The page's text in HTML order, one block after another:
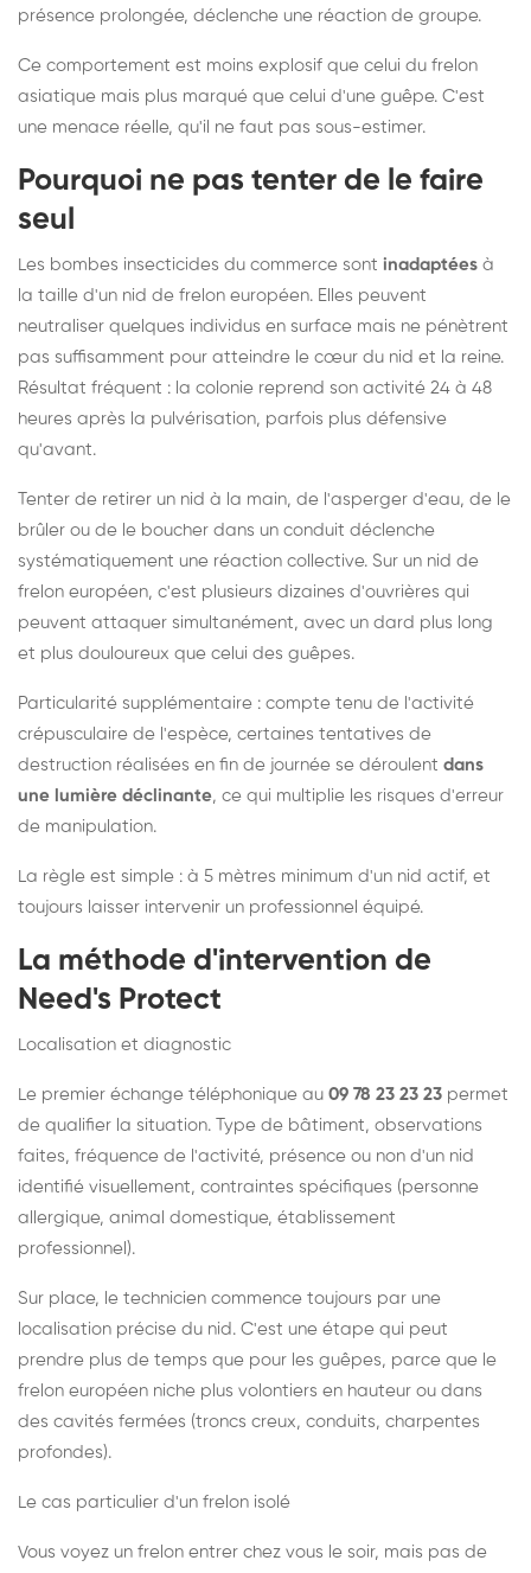
présence prolongée, déclenche une réaction de groupe.
Ce comportement est moins explosif que celui du frelon
asiatique mais plus marqué que celui d'une guêpe. C'est
une menace réelle, qu'il ne faut pas sous-estimer.
Pourquoi ne pas tenter de le faire
seul
Les bombes insecticides du commerce sont inadaptées à
la taille d'un nid de frelon européen. Elles peuvent
neutraliser quelques individus en surface mais ne pénètrent
pas suffisamment pour atteindre le cœur du nid et la reine.
Résultat fréquent : la colonie reprend son activité 24 à 48
heures après la pulvérisation, parfois plus défensive
qu'avant.
Tenter de retirer un nid à la main, de l'asperger d'eau, de le
brûler ou de le boucher dans un conduit déclenche
systématiquement une réaction collective. Sur un nid de
frelon européen, c'est plusieurs dizaines d'ouvrières qui
peuvent attaquer simultanément, avec un dard plus long
et plus douloureux que celui des guêpes.
Particularité supplémentaire : compte tenu de l'activité
crépusculaire de l'espèce, certaines tentatives de
destruction réalisées en fin de journée se déroulent dans
une lumière déclinante, ce qui multiplie les risques d'erreur
de manipulation.
La règle est simple : à 5 mètres minimum d'un nid actif, et
toujours laisser intervenir un professionnel équipé.
La méthode d'intervention de
Need's Protect
Localisation et diagnostic
Le premier échange téléphonique au 09 78 23 23 23 permet
de qualifier la situation. Type de bâtiment, observations
faites, fréquence de l'activité, présence ou non d'un nid
identifié visuellement, contraintes spécifiques (personne
allergique, animal domestique, établissement
professionnel).
Sur place, le technicien commence toujours par une
localisation précise du nid. C'est une étape qui peut
prendre plus de temps que pour les guêpes, parce que le
frelon européen niche plus volontiers en hauteur ou dans
des cavités fermées (troncs creux, conduits, charpentes
profondes).
Le cas particulier d'un frelon isolé
Vous voyez un frelon entrer chez vous le soir, mais pas de